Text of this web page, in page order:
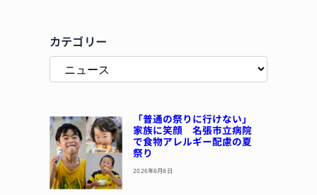
カテゴリー
「普通の祭りに行けない」
家族に笑顔 名張市立病院
で食物アレルギー配慮の夏
祭り
2026年8月8日